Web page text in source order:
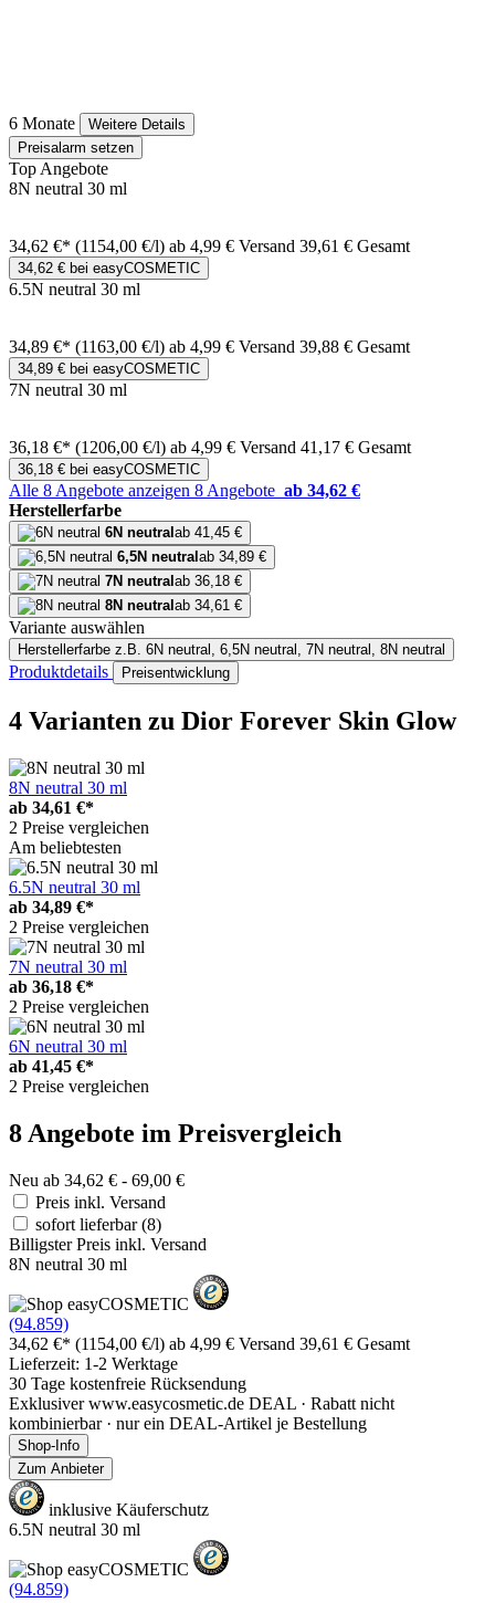
6 Monate
Weitere Details
Preisalarm setzen
Top Angebote
8N neutral 30 ml
34,62 €* (1154,00 €/l) ab 4,99 € Versand 39,61 € Gesamt
34,62 € bei easyCOSMETIC
6.5N neutral 30 ml
34,89 €* (1163,00 €/l) ab 4,99 € Versand 39,88 € Gesamt
34,89 € bei easyCOSMETIC
7N neutral 30 ml
36,18 €* (1206,00 €/l) ab 4,99 € Versand 41,17 € Gesamt
36,18 € bei easyCOSMETIC
Alle 8 Angebote anzeigen 8 Angebote ab 34,62 €
Herstellerfarbe
6N neutral ab 41,45 €
6,5N neutral ab 34,89 €
7N neutral ab 36,18 €
8N neutral ab 34,61 €
Variante auswählen
Herstellerfarbe z.B. 6N neutral, 6,5N neutral, 7N neutral, 8N neutral
Produktdetails Preisentwicklung
4 Varianten zu Dior Forever Skin Glow
8N neutral 30 ml
ab 34,61 €*
2 Preise vergleichen
Am beliebtesten
6.5N neutral 30 ml
ab 34,89 €*
2 Preise vergleichen
7N neutral 30 ml
ab 36,18 €*
2 Preise vergleichen
6N neutral 30 ml
ab 41,45 €*
2 Preise vergleichen
8 Angebote im Preisvergleich
Neu ab 34,62 € - 69,00 €
Preis inkl. Versand
sofort lieferbar(8)
Billigster Preis inkl. Versand
8N neutral 30 ml
(94.859)
34,62 €* (1154,00 €/l) ab 4,99 € Versand 39,61 € Gesamt
Lieferzeit: 1-2 Werktage
30 Tage kostenfreie Rücksendung
Exklusiver www.easycosmetic.de DEAL · Rabatt nicht
kombinierbar · nur ein DEAL-Artikel je Bestellung
Shop-Info
Zum Anbieter
inklusive Käuferschutz
6.5N neutral 30 ml
(94.859)